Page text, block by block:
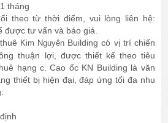
theo từ thời điểm, vui lòng liên hệ:
được tư vấn và báo giá.
Kim Nguyên Building có vị trí chiến
thuận lợi, được thiết kế theo tiêu
hạng c. Cao ốc KN Building là văn
thiết bị hiện đại, đáp ứng tối đa nhu